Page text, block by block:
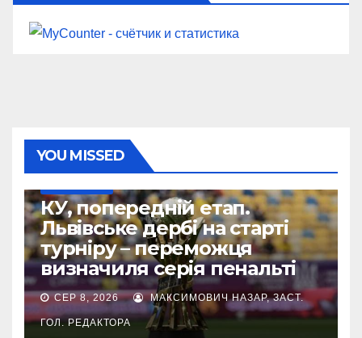
YOU MISSED
КУ, попередній етап.
Львівське дербі на старті
турніру – переможця
визначиля серія пенальті
СЕР 8, 2026 МАКСИМОВИЧ НАЗАР, ЗАСТ.
ГОЛ. РЕДАКТОРА